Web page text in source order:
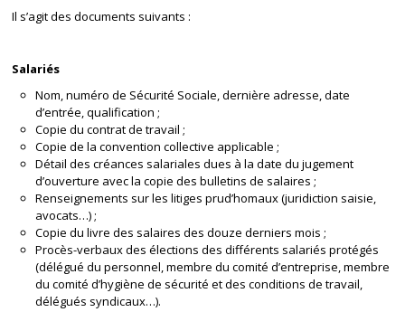
Il s’agit des documents suivants :
Salariés
Nom, numéro de Sécurité Sociale, dernière adresse, date
d’entrée, qualification ;
Copie du contrat de travail ;
Copie de la convention collective applicable ;
Détail des créances salariales dues à la date du jugement
d’ouverture avec la copie des bulletins de salaires ;
Renseignements sur les litiges prud’homaux (juridiction saisie,
avocats…) ;
Copie du livre des salaires des douze derniers mois ;
Procès-verbaux des élections des différents salariés protégés
(délégué du personnel, membre du comité d’entreprise, membre
du comité d’hygiène de sécurité et des conditions de travail,
délégués syndicaux…).